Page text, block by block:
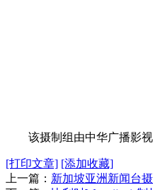
该摄制组由中华广播影
[打印文章] [添加收藏]
上一篇： 新加坡亚洲新闻台